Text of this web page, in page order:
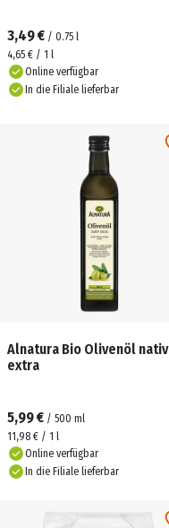
3,49 € / 0.75 l
4,65 € / 1 l
Online verfügbar
In die Filiale lieferbar
Alnatura Bio Olivenöl nativ
extra
5,99 € / 500 ml
11,98 € / 1 l
Online verfügbar
In die Filiale lieferbar